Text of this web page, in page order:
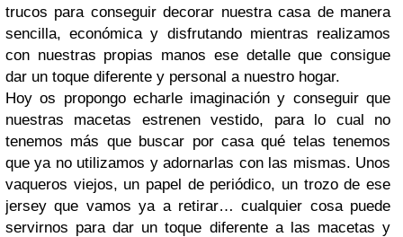
trucos para conseguir decorar nuestra casa de manera
sencilla, económica y disfrutando mientras realizamos
con nuestras propias manos ese detalle que consigue
dar un toque diferente y personal a nuestro hogar.
Hoy os propongo echarle imaginación y conseguir que
nuestras macetas estrenen vestido, para lo cual no
tenemos más que buscar por casa qué telas tenemos
que ya no utilizamos y adornarlas con las mismas. Unos
vaqueros viejos, un papel de periódico, un trozo de ese
jersey que vamos ya a retirar… cualquier cosa puede
servirnos para dar un toque diferente a las macetas y